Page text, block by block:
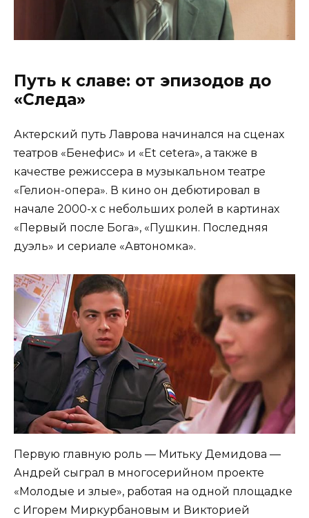
Путь к славе: от эпизодов до
«Следа»
Актерский путь Лаврова начинался на сценах
театров «Бенефис» и «Et cetera», а также в
качестве режиссера в музыкальном театре
«Гелион-опера». В кино он дебютировал в
начале 2000-х с небольших ролей в картинах
«Первый после Бога», «Пушкин. Последняя
дуэль» и сериале «Автономка».
Первую главную роль — Митьку Демидова —
Андрей сыграл в многосерийном проекте
«Молодые и злые», работая на одной площадке
с Игорем Миркурбановым и Викторией